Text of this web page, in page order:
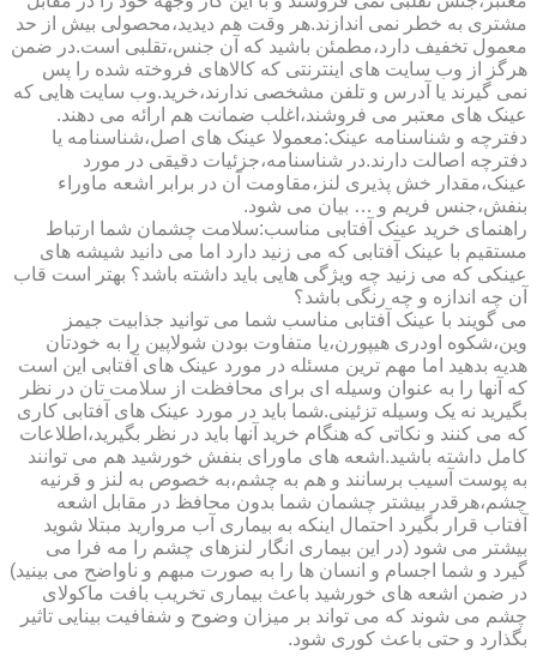
مشتری به خطر نمی اندازند.هر وقت هم دیدید،محصولی بیش از حد
معمول تخفیف دارد،مطمئن باشید که آن جنس،تقلبی است.در ضمن
هرگز از وب سایت های اینترنتی که کالاهای فروخته شده را پس
نمی گیرند یا آدرس و تلفن مشخصی ندارند،خرید.وب سایت هایی که
عینک های معتبر می فروشند،اغلب ضمانت هم ارائه می دهند.
دفترچه و شناسنامه عینک:معمولا عینک های اصل،شناسنامه یا
دفترچه اصالت دارند.در شناسنامه،جزئیات دقیقی در مورد
عینک،مقدار خش پذیری لنز،مقاومت آن در برابر اشعه ماوراء
بنفش،جنس فریم و … بیان می شود.
راهنمای خرید عینک آفتابی مناسب:سلامت چشمان شما ارتباط
مستقیم با عینک آفتابی که می زنید دارد اما می دانید شیشه های
عینکی که می زنید چه ویژگی هایی باید داشته باشد؟ بهتر است قاب
آن چه اندازه و چه رنگی باشد؟
می گویند با عینک آفتابی مناسب شما می توانید جذابیت جیمز
وین،شکوه اودری هیپورن،یا متفاوت بودن شولاپین را به خودتان
هدیه بدهید اما مهم ترین مسئله در مورد عینک های آفتابی این است
که آنها را به عنوان وسیله ای برای محافظت از سلامت تان در نظر
بگیرید نه یک وسیله تزئینی.شما باید در مورد عینک های آفتابی کاری
که می کنند و نکاتی که هنگام خرید آنها باید در نظر بگیرید،اطلاعات
کامل داشته باشید.اشعه های ماورای بنفش خورشید هم می توانند
به پوست آسیب برسانند و هم به چشم،به خصوص به لنز و قرنیه
چشم،هرقدر بیشتر چشمان شما بدون محافظ در مقابل اشعه
آفتاب قرار بگیرد احتمال اینکه به بیماری آب مروارید مبتلا شوید
بیشتر می شود (در این بیماری انگار لنزهای چشم را مه فرا می
گیرد و شما اجسام و انسان ها را به صورت مبهم و ناواضح می بینید)
در ضمن اشعه های خورشید باعث بیماری تخریب بافت ماکولای
چشم می شوند که می تواند بر میزان وضوح و شفافیت بینایی تاثیر
بگذارد و حتی باعث کوری شود.